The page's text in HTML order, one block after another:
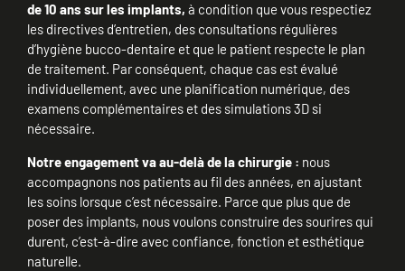
de 10 ans sur les implants, à condition que vous respectiez
les directives d’entretien, des consultations régulières
d’hygiène bucco-dentaire et que le patient respecte le plan
de traitement. Par conséquent, chaque cas est évalué
individuellement, avec une planification numérique, des
examens complémentaires et des simulations 3D si
nécessaire.
Notre engagement va au-delà de la chirurgie : nous
accompagnons nos patients au fil des années, en ajustant
les soins lorsque c’est nécessaire. Parce que plus que de
poser des implants, nous voulons construire des sourires qui
durent, c’est-à-dire avec confiance, fonction et esthétique
naturelle.